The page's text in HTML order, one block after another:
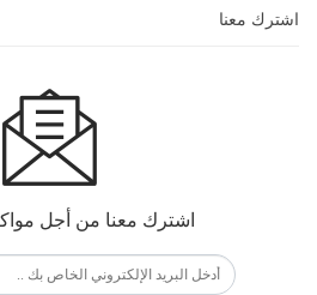
اشترك معنا
اشترك معنا من أجل